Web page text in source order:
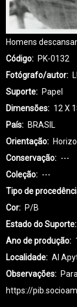
Homens
Código
PK-0132
Fotógrafo/autor
Suporte
Papel
Dimensões
12 X
País
BRASIL
Orientação
Conservação
---
Coleção
---
Tipo de
Cor
P/B
Estado do Suporte
Ano de produção
Localidade
AI
Observações
https://